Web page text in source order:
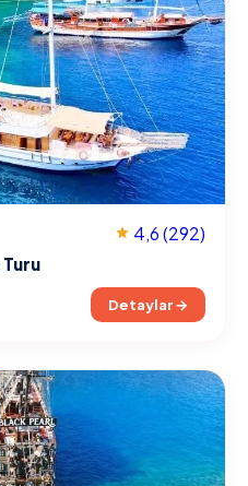
4,6(292)
Detaylar →